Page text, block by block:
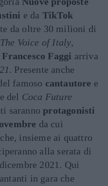
e da TikTok
da oltre 30 milioni di
The Voice of Italy,
Francesco Faggi arriva
. Presente anche
famoso cantautore e
del Coca Future
sarannoprotagonisti
da cui
insieme ai quattro
alla serata di
2021. Qui
in gara che